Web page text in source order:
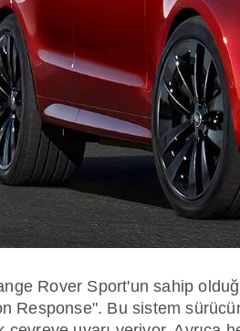
Rover Sport'un sahip
Response". Bu sistem